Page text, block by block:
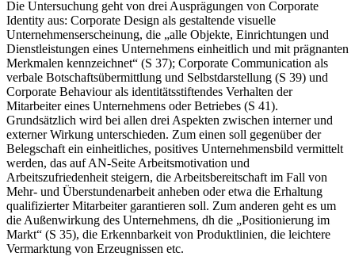
Die Untersuchung geht von drei Ausprägungen von Corporate
Identity aus: Corporate Design als gestaltende visuelle
Unternehmenserscheinung, die „alle Objekte, Einrichtungen und
Dienstleistungen eines Unternehmens einheitlich und mit prägnanten
Merkmalen kennzeichnet“ (S 37); Corporate Communication als
verbale Botschaftsübermittlung und Selbstdarstellung (S 39) und
Corporate Behaviour als identitätsstiftendes Verhalten der
Mitarbeiter eines Unternehmens oder Betriebes (S 41).
Grundsätzlich wird bei allen drei Aspekten zwischen interner und
externer Wirkung unterschieden. Zum einen soll gegenüber der
Belegschaft ein einheitliches, positives Unternehmensbild vermittelt
werden, das auf AN-Seite Arbeitsmotivation und
Arbeitszufriedenheit steigern, die Arbeitsbereitschaft im Fall von
Mehr- und Überstundenarbeit anheben oder etwa die Erhaltung
qualifizierter Mitarbeiter garantieren soll. Zum anderen geht es um
die Außenwirkung des Unternehmens, dh die „Positionierung im
Markt“ (S 35), die Erkennbarkeit von Produktlinien, die leichtere
Vermarktung von Erzeugnissen etc.